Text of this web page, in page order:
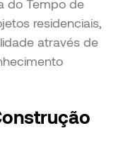
do Tempo de
residenciais,
através de